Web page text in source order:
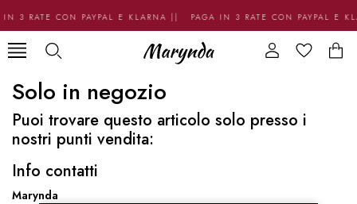
3 RATE CON PAYPAL E KLARNA || PAGA IN 3 RATE CON PAYPAL E
Solo in negozio
Puoi trovare questo articolo solo presso i
nostri punti vendita:
Info contatti
Marynda